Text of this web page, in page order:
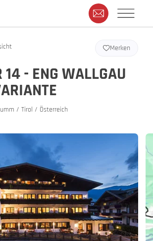
14 - ENG WALLGAU
/ Tirol / Österreich
Merken